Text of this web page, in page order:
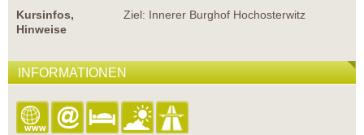
Kursinfos,
Hinweise
Ziel: Innerer Burghof Hochosterwitz
INFORMATIONEN